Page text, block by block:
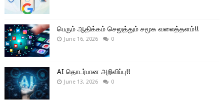
பெரும் ஆதிக்கம் செலுத்தும் சமூக வலைத்தளம்!!
June 16, 2026 0
AI தொடர்பான அறிவிப்பு!!
June 13, 2026 0